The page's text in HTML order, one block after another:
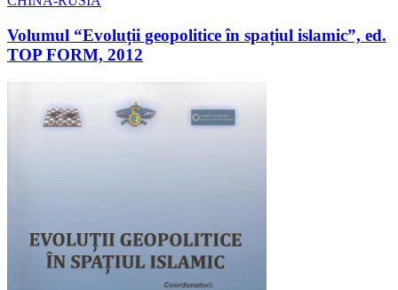
Volumul “Evoluții geopolitice în spațiul islamic”, ed.
TOP FORM, 2012